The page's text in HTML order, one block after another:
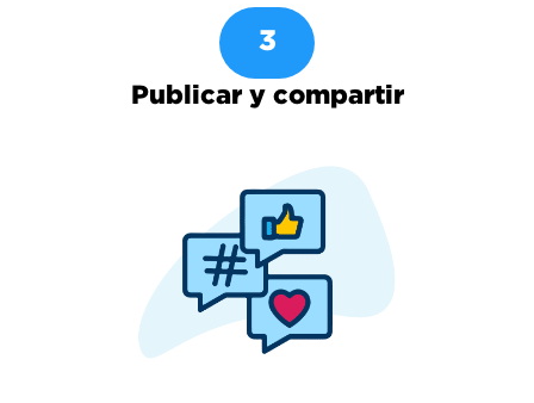
3
Publicar y compartir